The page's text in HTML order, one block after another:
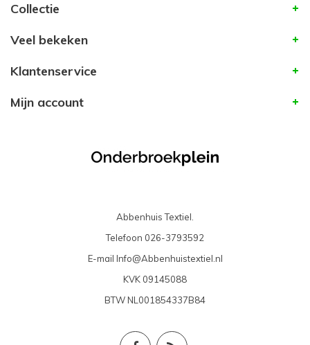
Collectie
Veel bekeken
Klantenservice
Mijn account
Abbenhuis Textiel.
Telefoon 026-3793592
E-mail Info@Abbenhuistextiel.nl
KVK 09145088
BTWNL001854337B84